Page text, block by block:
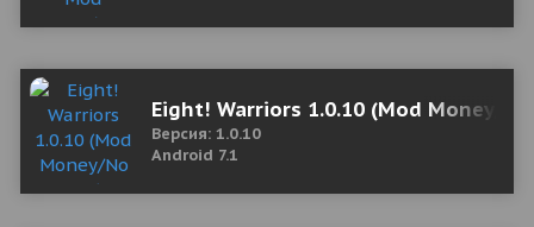
Eight! Warriors 1.0.10 (Mod Money/
Версия: 1.0.10
Android 7.1